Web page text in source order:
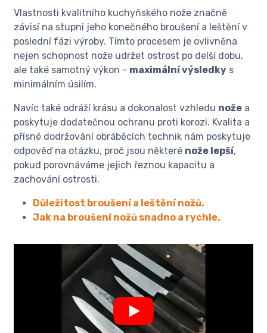
Vlastnosti kvalitního kuchyňského nože značně
závisí na stupni jeho konečného broušení a leštění v
poslední fázi výroby. Tímto procesem je ovlivněna
nejen schopnost nože udržet ostrost po delší dobu,
ale také samotný výkon - maximální výsledky s
minimálním úsilím.
Navíc také odráží krásu a dokonalost vzhledu nože a
poskytuje dodatečnou ochranu proti korozi. Kvalita a
přísné dodržování obráběcích technik nám poskytuje
odpověď na otázku, proč jsou některé nože lepší,
pokud porovnáváme jejich řeznou kapacitu a
zachování ostrosti.
Důležitost broušení a leštění nožů.
Jak na broušení nožů snadno a rychle.